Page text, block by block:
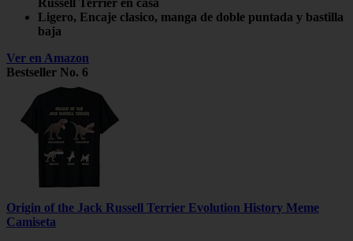
Russell Terrier en casa
Ligero, Encaje clasico, manga de doble puntada y bastilla
baja
Ver en Amazon
Bestseller No. 6
Origin of the Jack Russell Terrier Evolution History Meme
Camiseta